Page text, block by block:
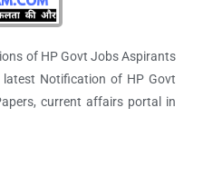
of HP Govt Jobs Aspirants
Notification of HP Govt
current affairs portal in